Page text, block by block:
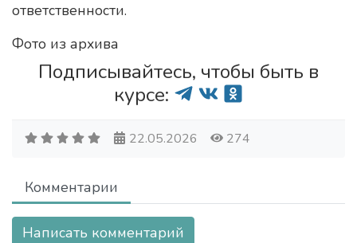
ответственности.
Фото из архива
Подписывайтесь, чтобы быть в
курсе:
22.05.2026 274
Комментарии
Написать комментарий